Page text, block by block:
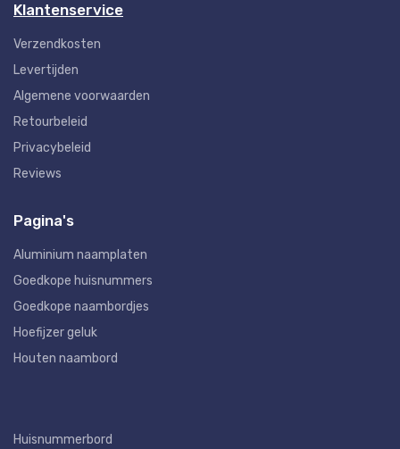
Klantenservice
Verzendkosten
Levertijden
Algemene voorwaarden
Retourbeleid
Privacybeleid
Reviews
Pagina's
Aluminium naamplaten
Goedkope huisnummers
Goedkope naambordjes
Hoefijzer geluk
Houten naambord
Huisnummerbord